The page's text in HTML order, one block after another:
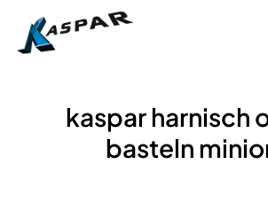
kaspar harnisch
basteln